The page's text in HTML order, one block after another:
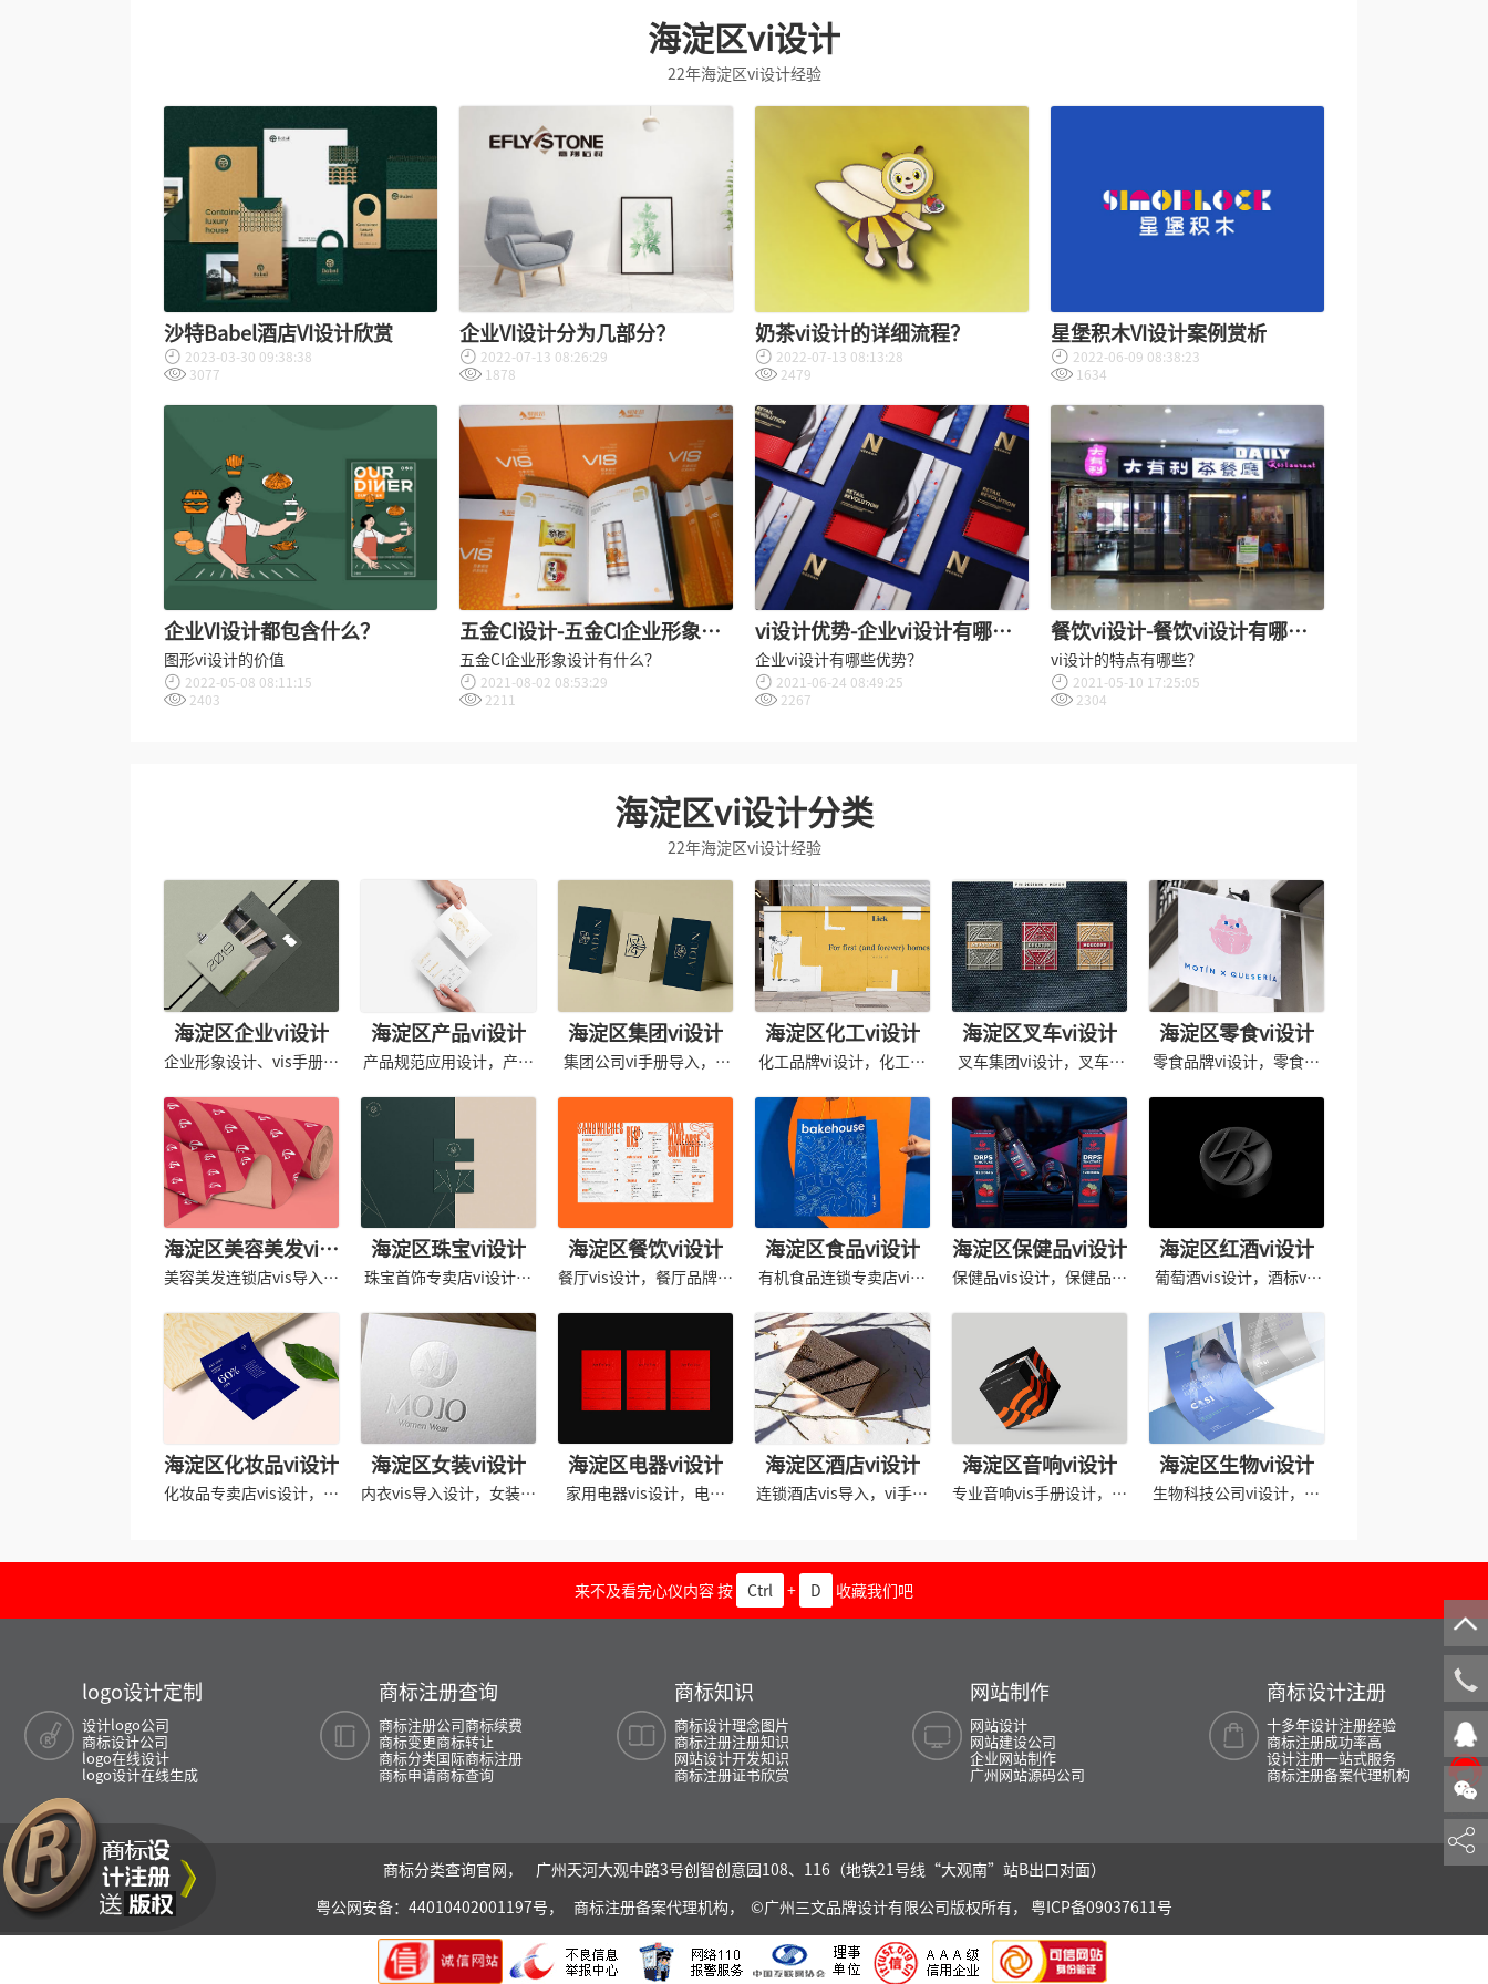
海淀区vi设计
22年海淀区vi设计经验
沙特Babel酒店VI设计欣赏
2023-03-30 09:38:38
3077
企业VI设计分为几部分？
2022-07-13 08:26:29
1878
奶茶vi设计的详细流程？
2022-07-13 08:13:28
2479
星堡积木VI设计案例赏析
2022-06-09 08:38:23
1634
企业VI设计都包含什么？
图形vi设计的价值
2022-05-08 08:11:15
2403
五金CI设计-五金CI企业形象设
计包括哪些内容？
五金CI企业形象设计有什么？
2021-08-02 08:53:29
2211
vi设计优势-企业vi设计有哪些
优势？
企业vi设计有哪些优势？
2021-06-24 08:49:25
2267
餐饮vi设计-餐饮vi设计有哪些
特点？
vi设计的特点有哪些？
2021-05-10 17:25:05
2304
海淀区vi设计分类
22年海淀区vi设计经验
海淀区企业vi设计
企业形象设计、vis手册设
海淀区产品vi设计
产品规范应用设计，产品
海淀区集团vi设计
集团公司vi手册导入，vi
海淀区化工vi设计
化工品牌vi设计，化工产
海淀区叉车vi设计
叉车集团vi设计，叉车vi
海淀区零食vi设计
零食品牌vi设计，零食专
海淀区美容美发vi设
计
美容美发连锁店vis导入，
海淀区珠宝vi设计
珠宝首饰专卖店vi设计，
海淀区餐饮vi设计
餐厅vis设计，餐厅品牌设
海淀区食品vi设计
有机食品连锁专卖店vi，
海淀区保健品vi设计
保健品vis设计，保健品形
海淀区红酒vi设计
葡萄酒vis设计，酒标vis
海淀区化妆品vi设计
化妆品专卖店vis设计，美
海淀区女装vi设计
内衣vis导入设计，女装品
海淀区电器vi设计
家用电器vis设计，电器
海淀区酒店vi设计
连锁酒店vis导入，vi手册
海淀区音响vi设计
专业音响vis手册设计，音
海淀区生物vi设计
生物科技公司vi设计，生
来不及看完心仪内容 按 Ctrl + D 收藏我们吧
logo设计定制
设计logo公司
商标设计公司
logo在线设计
logo设计在线生成
商标注册查询
商标注册公司商标续费
商标变更商标转让
商标分类国际商标注册
商标申请商标查询
商标知识
商标设计理念图片
商标注册注册知识
网站设计开发知识
商标注册证书欣赏
网站制作
网站设计
网站建设公司
企业网站制作
广州网站源码公司
商标设计注册
十多年设计注册经验
商标注册成功率高
设计注册一站式服务
商标注册备案代理机构
商标分类查询官网， 广州天河大观中路3号创智创意园108、116（地铁21号线“大观南”站B出口对面）
粤公网安备：44010402001197号，
商标注册备案代理机构， ©广州三文品牌设计有限公司版权所有， 粤ICP备09037611号
在线咨
135